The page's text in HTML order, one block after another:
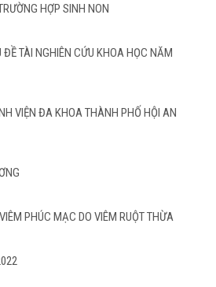
HỢP SINH NON
TÀI NGHIÊN CỨU KHOA HỌC NĂM
VIỆN ĐA KHOA THÀNH PHỐ HỘI AN
PHÚC MẠC DO VIÊM RUỘT THỪA